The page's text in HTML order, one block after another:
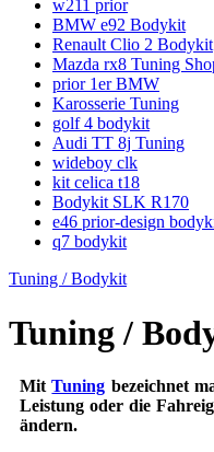
w211 prior
BMW e92 Bodykit
Renault Clio 2 Bodykit
Mazda rx8 Tuning
prior 1er BMW
Karosserie Tuning
golf 4 bodykit
Audi TT 8j Tuning
wideboy clk
kit celica t18
Bodykit SLK R170
e46 prior-design
q7 bodykit
Tuning / Bodykit
Tuning /
MitTuning bezeichnet
Leistung oder die
ändern.